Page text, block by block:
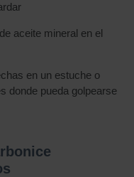
aceite mineral en el
en un estuche o
donde pueda golpearse